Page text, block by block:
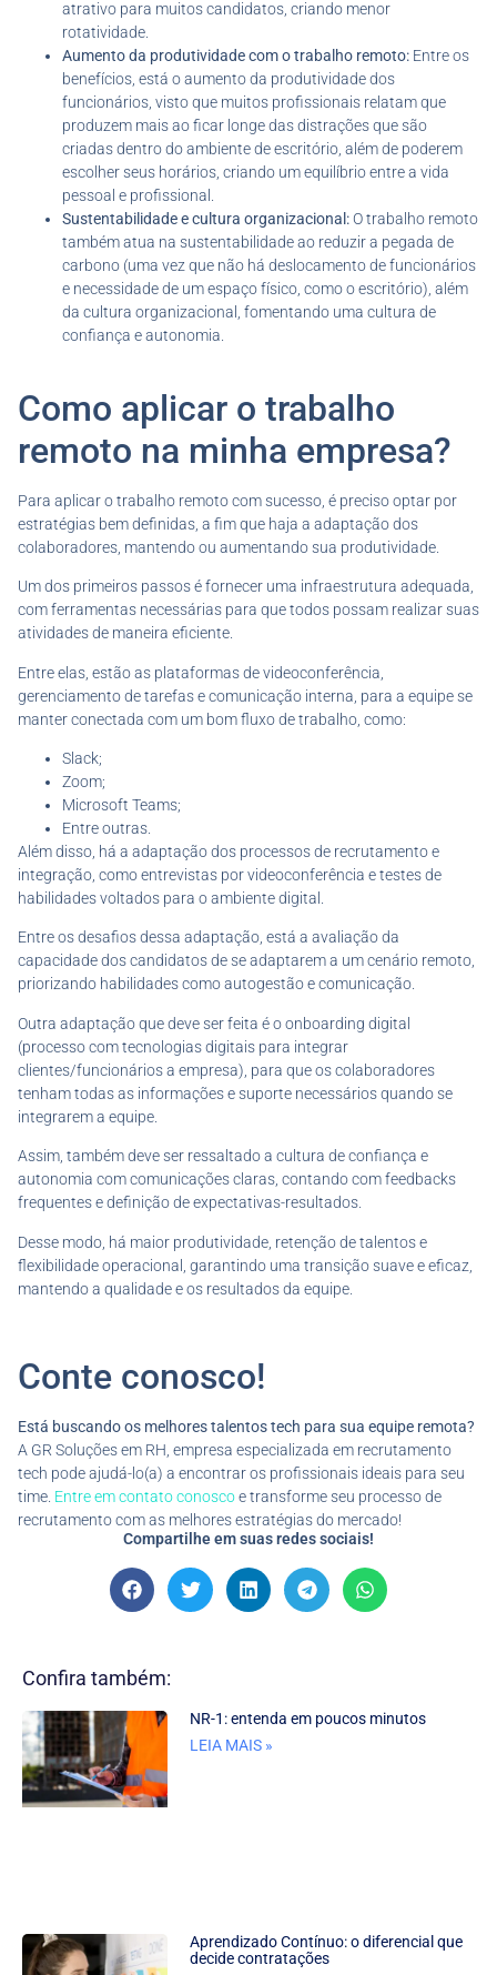
atrativo para muitos candidatos, criando menor
rotatividade.
Aumento da produtividadecom o trabalho remoto: Entre os
benefícios, está o aumento da produtividade dos
funcionários, visto que muitos profissionais relatam que
produzem mais ao ficar longe das distrações que são
criadas dentro do ambiente de escritório, além de poderem
escolher seus horários, criando um equilíbrio entre a vida
pessoal e profissional.
Sustentabilidade e cultura organizacional:O trabalho remoto
também atua na sustentabilidade ao reduzir a pegada de
carbono (uma vez que não há deslocamento de funcionários
e necessidade de um espaço físico, como o escritório), além
da cultura organizacional, fomentando uma cultura de
confiança e autonomia.
Como aplicar o trabalho
remoto na minha empresa?
Para aplicar o trabalho remoto com sucesso, é preciso optar por
estratégias bem definidas, a fim que haja a adaptação dos
colaboradores, mantendo ou aumentando sua produtividade.
Um dos primeiros passos é fornecer uma infraestrutura adequada,
com ferramentas necessárias para que todos possam realizar suas
atividades de maneira eficiente.
Entre elas, estão as plataformas de videoconferência,
gerenciamento de tarefas e comunicação interna, para a equipe se
manter conectada com um bom fluxo de trabalho, como:
Slack;
Zoom;
Microsoft Teams;
Entre outras.
Além disso, há a adaptação dos processos de recrutamento e
integração, como entrevistas por videoconferência e testes de
habilidades voltados para o ambiente digital.
Entre os desafios dessa adaptação, está a avaliação da
capacidade dos candidatos de se adaptarem a um cenário remoto,
priorizando habilidades como autogestão e comunicação.
Outra adaptação que deve ser feita é o onboarding digital
(processo com tecnologias digitais para integrar
clientes/funcionários a empresa), para que os colaboradores
tenham todas as informações e suporte necessários quando se
integrarem a equipe.
Assim, também deve ser ressaltado a cultura de confiança e
autonomia com comunicações claras, contando com feedbacks
frequentes e definição de expectativas-resultados.
Desse modo, há maior produtividade, retenção de talentos e
flexibilidade operacional, garantindo uma transição suave e eficaz,
mantendo a qualidade e os resultados da equipe.
Conte conosco!
Está buscando os melhores talentos tech para sua equipe remota?
A GR Soluções em RH, empresa especializada em recrutamento
tech pode ajudá-lo(a) a encontrar os profissionais ideais para seu
time. Entre em contato conoscoe transforme seu processo de
recrutamento com as melhores estratégias do mercado!
Compartilhe em suas redes sociais!
Confira também:
NR-1: entenda em poucos minutos
LEIA MAIS »
Aprendizado Contínuo: o diferencial que
decide contratações